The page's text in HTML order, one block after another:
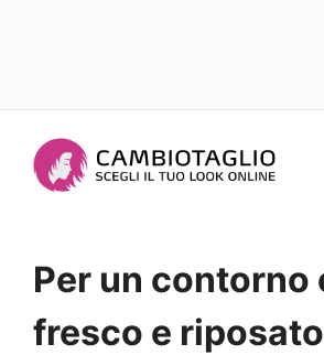
Per un contorno
fresco e